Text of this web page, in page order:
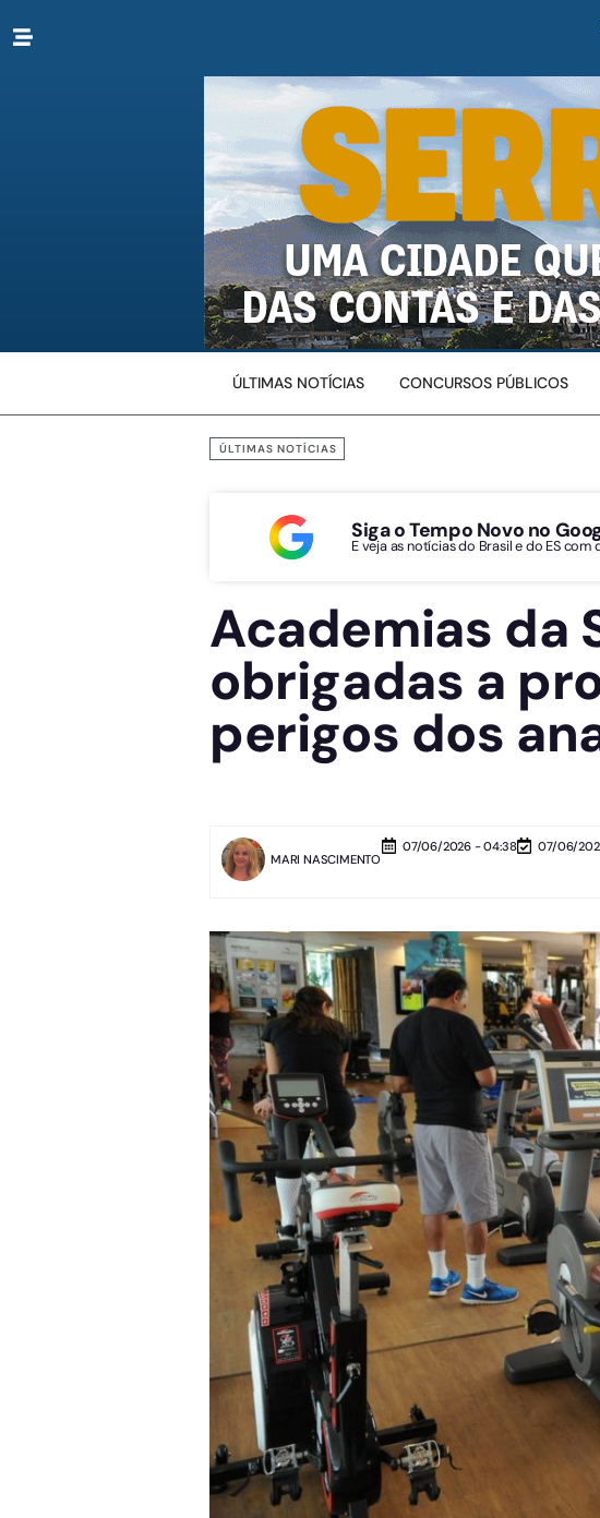
ÚLTIMAS NOTÍCIAS CONCURSOS PÚBLICOS
ÚLTIMAS NOTÍCIAS
Siga o Tempo Novo no
E veja as notícias do Brasil e do ES com
Academias da
obrigadas a
perigos dos
MARI NASCIMENTO
07/06/2026 - 04:38 07/06/